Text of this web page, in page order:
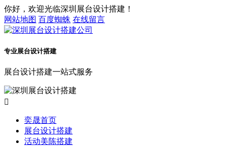
你好，欢迎光临深圳展台设计搭建！
网站地图 百度蜘蛛 在线留言
专业展台设计搭建
展台设计搭建一站式服务

奕晟首页
展台设计搭建
活动美陈搭建